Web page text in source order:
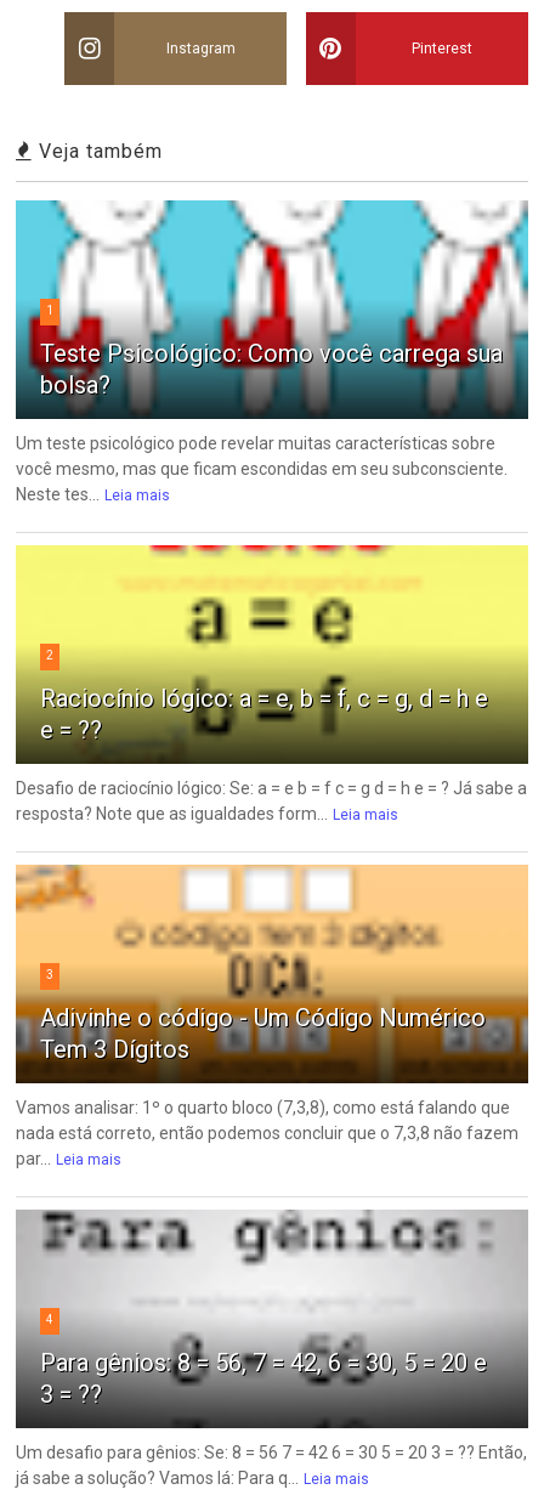
Instagram Pinterest
Veja também
1
Teste Psicológico: Como você carrega sua
bolsa?
Um teste psicológico pode revelar muitas características sobre
você mesmo, mas que ficam escondidas em seu subconsciente.
Neste tes... Leia mais
2
Raciocínio lógico: a = e, b = f, c = g, d = h e
e = ??
Desafio de raciocínio lógico: Se: a = e b = f c = g d = h e = ? Já sabe a
resposta? Note que as igualdades form... Leia mais
3
Adivinhe o código - Um Código Numérico
Tem 3 Dígitos
Vamos analisar: 1º o quarto bloco (7,3,8), como está falando que
nada está correto, então podemos concluir que o 7,3,8 não fazem
par... Leia mais
4
Para gênios: 8 = 56, 7 = 42, 6 = 30, 5 = 20 e
3 = ??
Um desafio para gênios: Se: 8 = 56 7 = 42 6 = 30 5 = 20 3 = ?? Então,
já sabe a solução? Vamos lá: Para q... Leia mais